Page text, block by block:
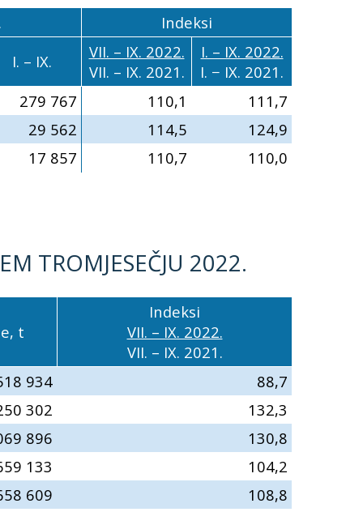
Indeksi
I. – IX.
VII. – IX. 2022.
VII. – IX. 2021.
I. – IX. 2022.
I. − IX. 2021.
279 767
110,1
111,7
29 562
114,5
124,9
17 857
110,7 110,0
TROMJESEČJU 2022.
t
Indeksi
VII. – IX. 2022.
VII. – IX. 2021.
934
88,7
302
132,3
896
130,8
133
104,2
609
108,8